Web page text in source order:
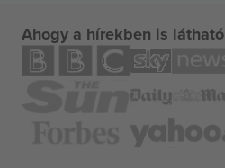
Ahogy a hírekben is látható